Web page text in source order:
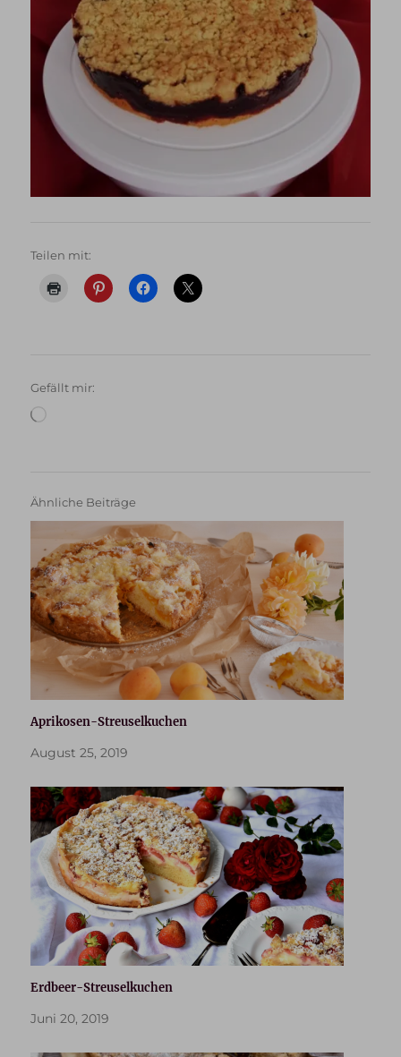
Teilen mit:
Gefällt mir:
Ähnliche Beiträge
Aprikosen-Streuselkuchen
August 25, 2019
Erdbeer-Streuselkuchen
Juni 20, 2019